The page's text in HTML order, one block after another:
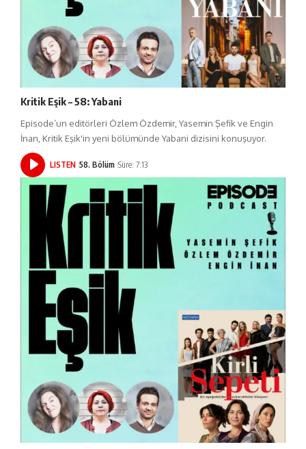
Kritik Eşik – 58: Yabani
Episode’un editörleri Özlem Özdemir, Yasemin Şefik ve Engin
İnan, Kritik Eşik'in yeni bölümünde Yabani dizisini konuşuyor.
LISTEN 58. Bölüm Süre: 7:13